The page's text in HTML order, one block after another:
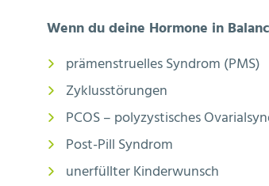
Wenn du deine Hormone in
prämenstruelles Syndrom (PMS)
Zyklusstörungen
PCOS – polyzystisches
Post-Pill Syndrom
unerfüllter Kinderwunsch